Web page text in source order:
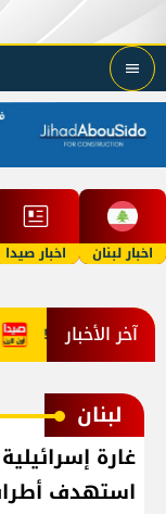
اخبار لبنان اخبار صيدا
آخر الأخبار
السعوديّة!
لبنان
غارة
استهدف